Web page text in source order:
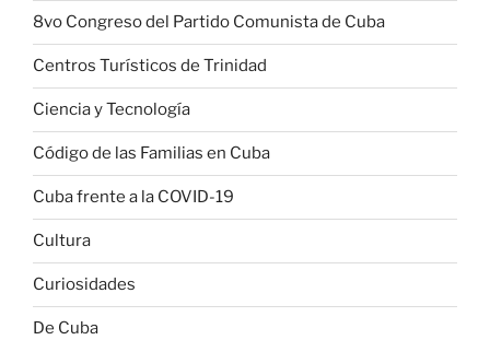
8vo Congreso del Partido Comunista de Cuba
Centros Turísticos de Trinidad
Ciencia y Tecnología
Código de las Familias en Cuba
Cuba frente a la COVID-19
Cultura
Curiosidades
De Cuba